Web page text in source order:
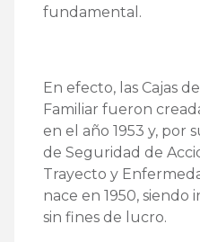
fundamental.
En efecto, las Cajas
Familiar fueron
en el año 1953 y, por
de Seguridad de
Trayecto y
nace en 1950, siendo
sin fines de lucro.